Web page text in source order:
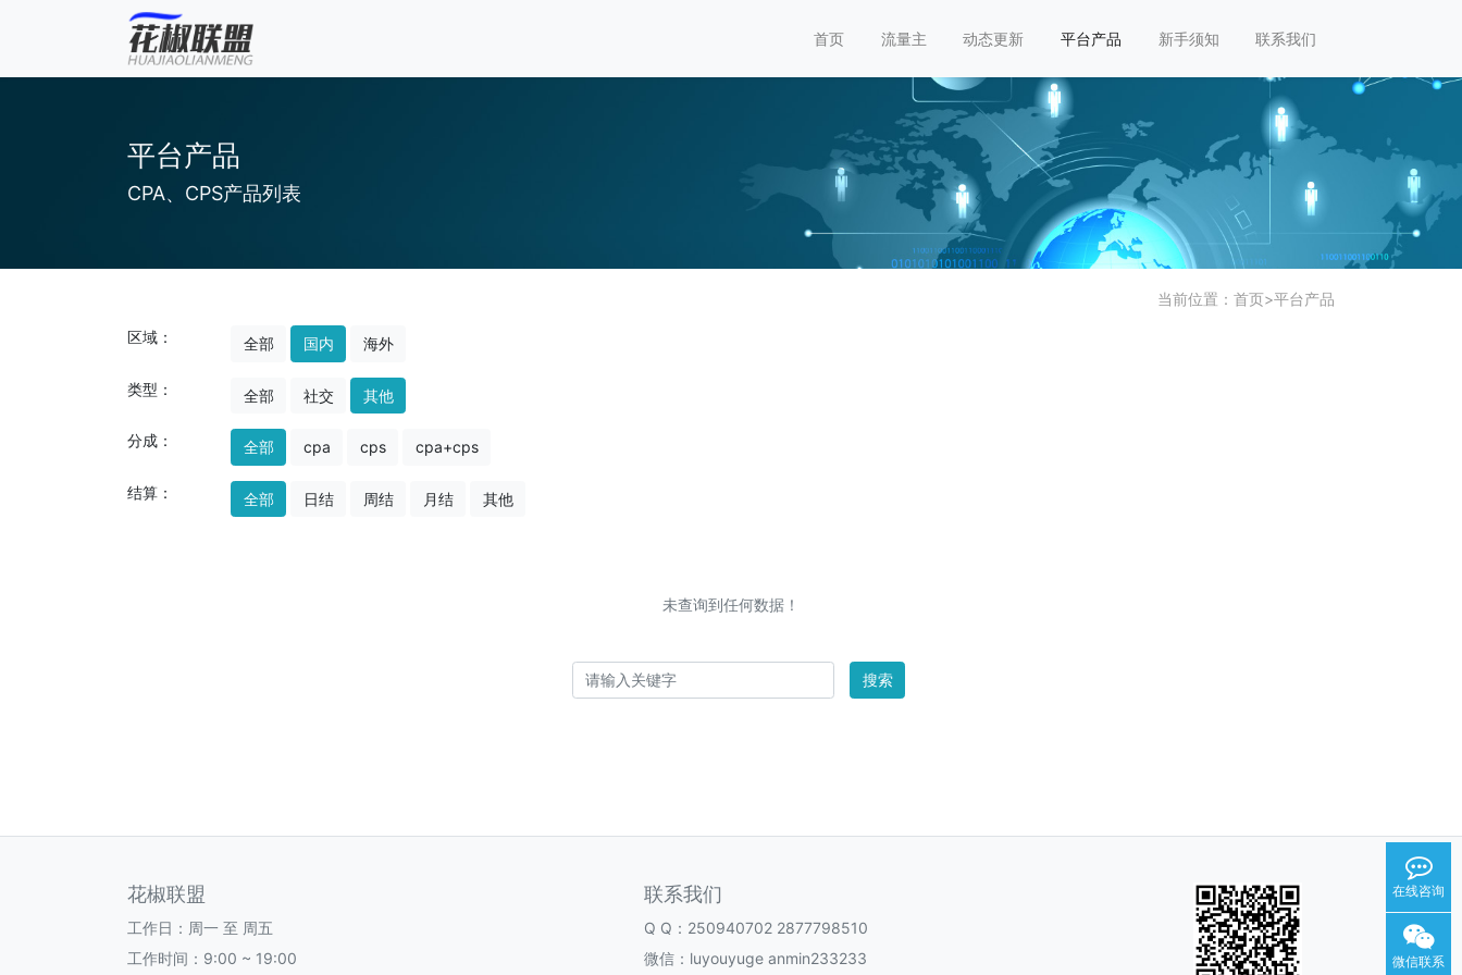
首页 流量主 动态更新 平台产品 新手须知 联系我们
平台产品
CPA、CPS产品列表
当前位置： 首页>平台产品
区域： 全部 国内 海外
类型： 全部 社交 其他
分成： 全部 cpa cps cpa+cps
结算： 全部 日结 周结 月结 其他
未查询到任何数据！
搜索
花椒联盟
工作日：周一 至 周五
工作时间：9:00 ~ 19:00
联系我们
Q Q： 250940702 2877798510
微信：luyouyuge anmin233233
在线咨询
微信联系